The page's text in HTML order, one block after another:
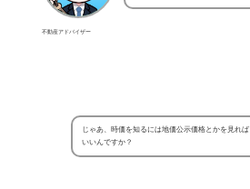
不動産アドバイザー
じゃあ、時価を知るには地価公示価格とかを見れば
いいんですか？